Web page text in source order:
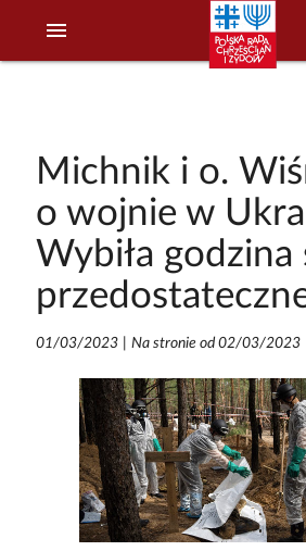
menu
Michnik i o.
o wojnie w
Wybiła godzina
01/03/2023| Na stronie od 02/03/2023